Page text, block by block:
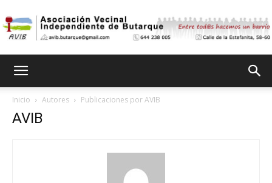
Independiente
Inicio Autores Publicaciones por AVIB
AVIB